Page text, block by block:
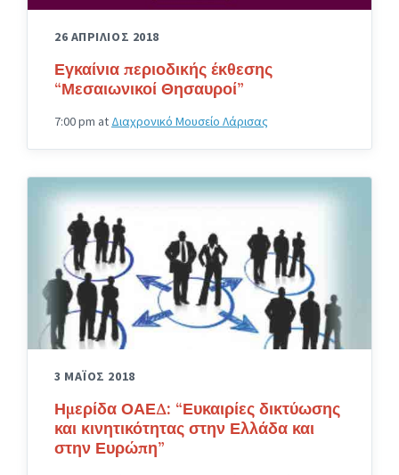
26 ΑΠΡΙΛΙΟΣ 2018
Εγκαίνια περιοδικής έκθεσης
“Μεσαιωνικοί Θησαυροί”
7:00 pm at Διαχρονικό Μουσείο Λάρισας
3 ΜΑΪΟΣ 2018
Ημερίδα ΟΑΕΔ: “Ευκαιρίες δικτύωσης
και κινητικότητας στην Ελλάδα και
στην Ευρώπη”